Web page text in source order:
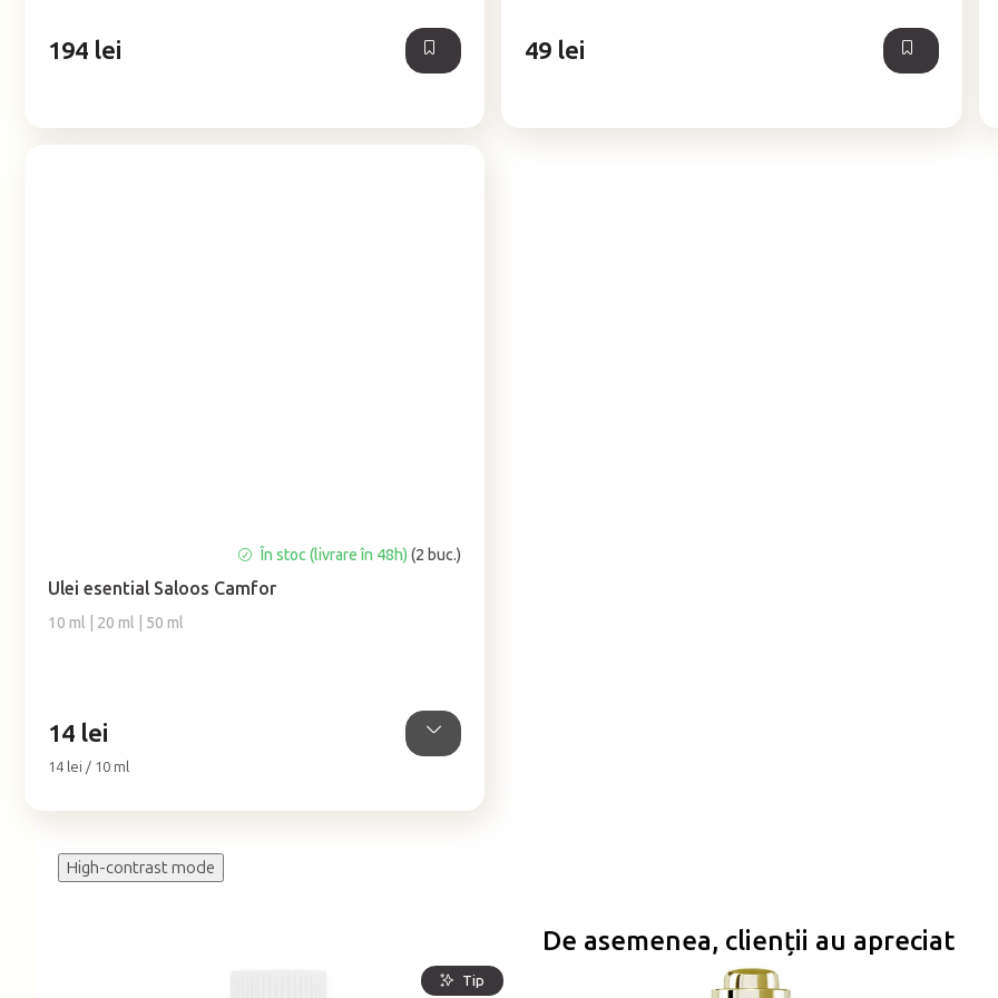
stele.
194 lei
stele.
49 lei
Ulei esential Saloos Camfor
10 ml | 20 ml | 50 ml
medie
a
produsului
stele.
În stoc (livrare în 48h)(2 buc.)
14 lei
Evaluare
14 lei / 10 ml
High-contrast mode
De asemenea, clienții au apreciat
Tip